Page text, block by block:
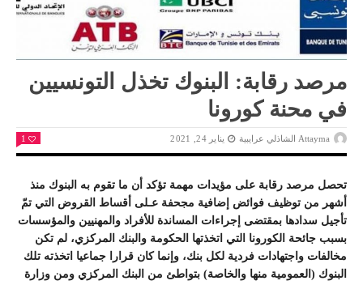
مرصد رقابة: البنوك تخذل التونسيين
في محنة كورونا
Attayma الشاذلي عرايبية يناير 24, 2021 1
تحصل مرصد رقابة على مؤيدات مهمة تؤكد أن ما تقوم به البنوك منذ
أشهر من توظيف فوائض إضافية مجحفة عـلى أقساط القروض التي تمّ
تأجيل سدادها بمقتضى إجراءات المساندة للأفراد والمهنيين والمؤسسات
بسبب جائحة الكورونا التي اتخذتها الحكومة والبنك المركزي، لم تكن
مخالفات واجتهادات فردية لكل بنك، وإنما كان قرارا جماعيا اتخذته تلك
البنوك (العمومية منها والخاصة) بتواطئ من البنك المركزي ومن وزارة